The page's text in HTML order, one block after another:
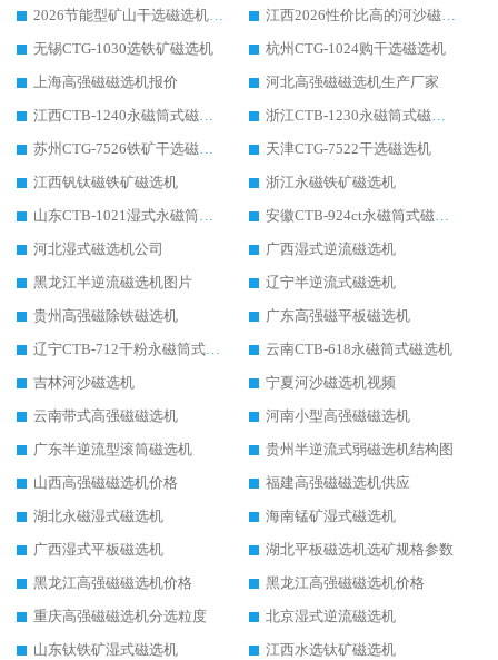
2026节能型矿山干选磁选机：无水高效选矿的核心装备
江西2026性价比高的河沙磁选机生产厂家工作原理(通俗 + 专业双版，适配产品文案/介绍使用)
无锡CTG-1030选铁矿磁选机
杭州CTG-1024购干选磁选机
上海高强磁磁选机报价
河北高强磁磁选机生产厂家
江西CTB-1240永磁筒式磁选机厂家
浙江CTB-1230永磁筒式磁选机生产厂家
苏州CTG-7526铁矿干选磁选机
天津CTG-7522干选磁选机
江西钒钛磁铁矿磁选机
浙江永磁铁矿磁选机
山东CTB-1021湿式永磁筒式磁选机
安徽CTB-924ct永磁筒式磁选机
河北湿式磁选机公司
广西湿式逆流磁选机
黑龙江半逆流磁选机图片
辽宁半逆流式磁选机
贵州高强磁除铁磁选机
广东高强磁平板磁选机
辽宁CTB-712干粉永磁筒式磁选机
云南CTB-618永磁筒式磁选机
吉林河沙磁选机
宁夏河沙磁选机视频
云南带式高强磁磁选机
河南小型高强磁磁选机
广东半逆流型滚筒磁选机
贵州半逆流式弱磁选机结构图
山西高强磁磁选机价格
福建高强磁磁选机供应
湖北永磁湿式磁选机
海南锰矿湿式磁选机
广西湿式平板磁选机
湖北平板磁选机选矿规格参数
黑龙江高强磁磁选机价格
黑龙江高强磁磁选机价格
重庆高强磁磁选机分选粒度
北京湿式逆流磁选机
山东钛铁矿湿式磁选机
江西水选钛矿磁选机